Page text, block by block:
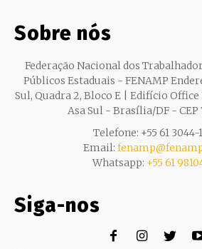
Sobre nós
Federação Nacional dos
Públicos Estaduais - FENAMP
Sul, Quadra 2, Bloco E | Edifício
Asa Sul - Brasília/DF - CEP
Telefone: +55 61 3044-
Email:
Whatsapp: +55 61
Siga-nos